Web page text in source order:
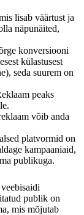
lisab väärtust ja
näpunäited,
konversiooni
külastusest
seda suurem on
peaks
võib anda
platvormid on
kampaaniaid,
publikuga.
publik on
mis mõjutab